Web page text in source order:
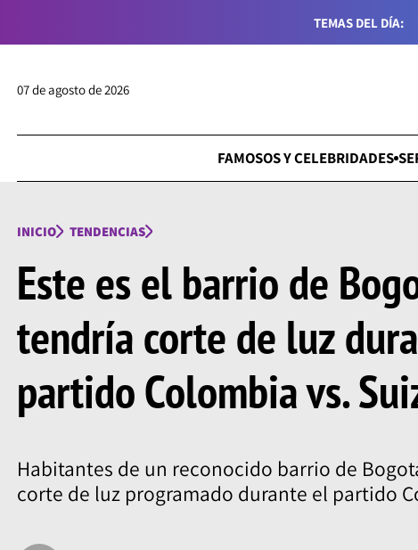
TEMAS DEL DÍA:
07 de agosto de 2026
FAMOSOS Y CELEBRIDADES
INICIO TENDENCIAS
Este es el barrio de
tendría corte de luz
partido Colombia vs.
Habitantes de un reconocido barrio de
corte de luz programado durante el partido